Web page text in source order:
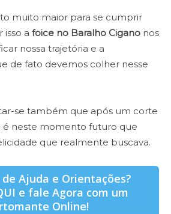
muito maior para se cumprir
a foice no Baralho Cigano nos
nossa trajetória e a
de fato devemos colher nesse
se também que após um corte
é neste momento futuro que
que realmente buscava.
de Ajuda e Orientações?
e fale Agora com um
Online!